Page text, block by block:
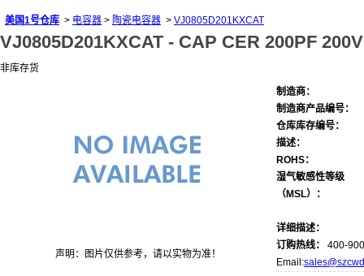
美国1号仓库 > 电容器 > 陶瓷电容器 > VJ0805D201KXCAT
VJ0805D201KXCAT - CAP CER 200PF
非库存货
声明：图片仅供参考，请以实物为准！
制造商：
制造商产品编号：
仓库库存编号：
描述：
ROHS：
湿气敏感性等级
（MSL）：
详细描述：
订购热线：
400-
Email: